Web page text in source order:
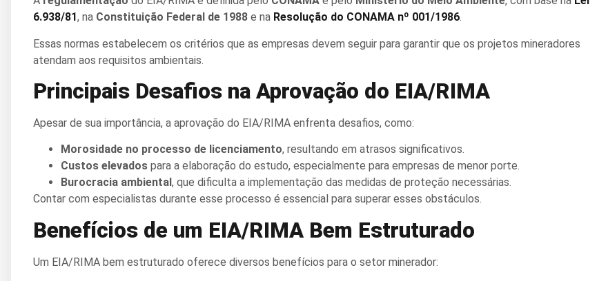
6.938/81, na Constituição Federal de 1988 e na Resolução do CONAMA nº 001/1986.
Essas normas estabelecem os critérios que as empresas devem seguir para garantir que os projetos mineradores
atendam aos requisitos ambientais.
Principais Desafios na Aprovação do EIA/RIMA
Apesar de sua importância, a aprovação do EIA/RIMA enfrenta desafios, como:
Morosidade no processo de licenciamento, resultando em atrasos significativos.
Custos elevados para a elaboração do estudo, especialmente para empresas de menor porte.
Burocracia ambiental , que dificulta a implementação das medidas de proteção necessárias.
Contar com especialistas durante esse processo é essencial para superar esses obstáculos.
Benefícios de um EIA/RIMA Bem Estruturado
Um EIA/RIMA bem estruturado oferece diversos benefícios para o setor minerador: